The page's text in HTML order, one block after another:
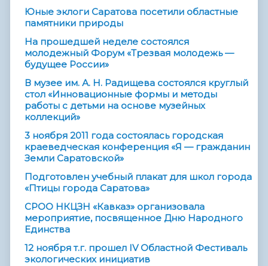
Юные эклоги Саратова посетили областные
памятники природы
На прошедшей неделе состоялся
молодежный Форум «Трезвая молодежь —
будущее России»
В музее им. А. Н. Радищева состоялся круглый
стол «Инновационные формы и методы
работы с детьми на основе музейных
коллекций»
3 ноября 2011 года состоялась городская
краеведческая конференция «Я — гражданин
Земли Саратовской»
Подготовлен учебный плакат для школ города
«Птицы города Саратова»
СРОО НКЦЗН «Кавказ» организовала
мероприятие, посвященное Дню Народного
Единства
12 ноября т.г. прошел IV Областной Фестиваль
экологических инициатив